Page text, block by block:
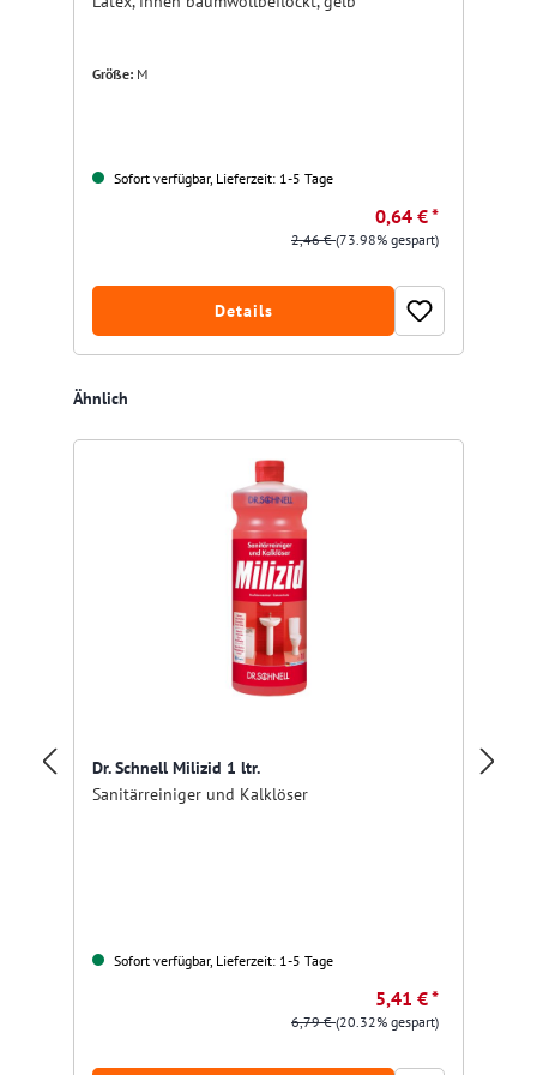
Größe: M
Sofort verfügbar, Lieferzeit: 1-5 Tage
0,64 € *
2,46 €(73.98% gespart)
Details
Produktgalerie überspringen
Ähnlich
Dr. Schnell Milizid 1 ltr.
Sanitärreiniger und Kalklöser
Sofort verfügbar, Lieferzeit: 1-5 Tage
5,41 € *
6,79 €(20.32% gespart)